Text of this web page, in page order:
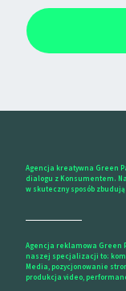
Agencja kreatywna Green
dialogu z Konsumentem.
w skuteczny sposób
Agencja reklamowa Green
naszej specjalizacji to:
Media, pozycjonowanie
produkcja video,